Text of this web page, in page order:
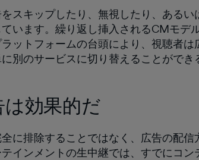
スキップしたり、無視したり、あるい
います。繰り返し挿入されるCMモデ
ットフォームの台頭により、視聴者は
別のサービスに切り替えることができ
効果的だ
に排除することではなく、広告の配信
インメントの生中継では、すでにコン